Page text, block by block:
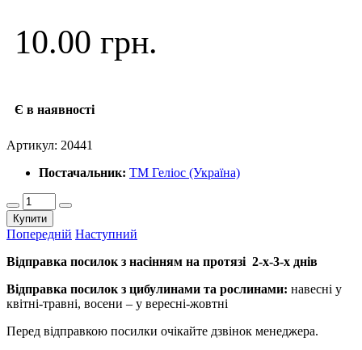
10.00 грн.
Є в наявності
Артикул: 20441
Постачальник: ТМ Геліос (Україна)
Купити
Попередній Наступний
Відправка посилок з насінням на протязі 2-х-3-х днів
Відправка посилок з цибулинами та рослинами: навесні у
квітні-травні, восени – у вересні-жовтні
Перед відправкою посилки очікайте дзвінок менеджера.